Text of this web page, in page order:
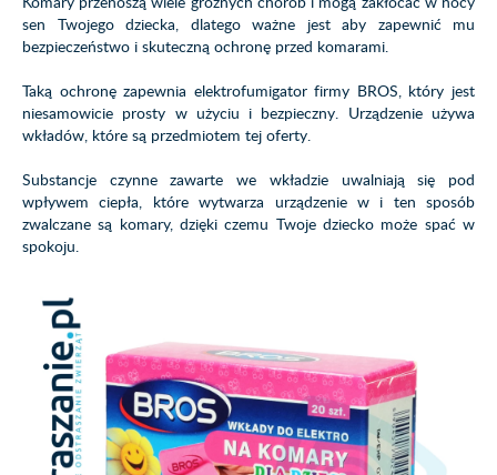
sen Twojego dziecka, dlatego ważne jest aby zapewnić mu
bezpieczeństwo i skuteczną ochronę przed komarami.
Taką ochronę zapewnia elektrofumigator firmy BROS, który jest
niesamowicie prosty w użyciu i bezpieczny. Urządzenie używa
wkładów, które są przedmiotem tej oferty.
Substancje czynne zawarte we wkładzie uwalniają się pod
wpływem ciepła, które wytwarza urządzenie w i ten sposób
zwalczane są komary, dzięki czemu Twoje dziecko może spać w
spokoju.